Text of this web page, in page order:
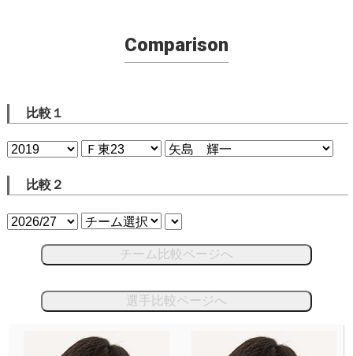
Comparison
比較１
比較２
チーム比較ページへ
選手比較ページへ